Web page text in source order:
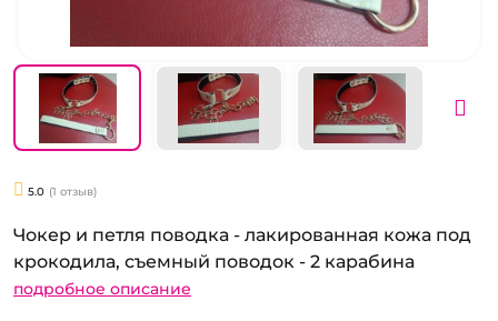
5.0 (1 отзыв)
Чокер и петля поводка - лакированная кожа под
крокодила, съемный поводок - 2 карабина
подробное описание